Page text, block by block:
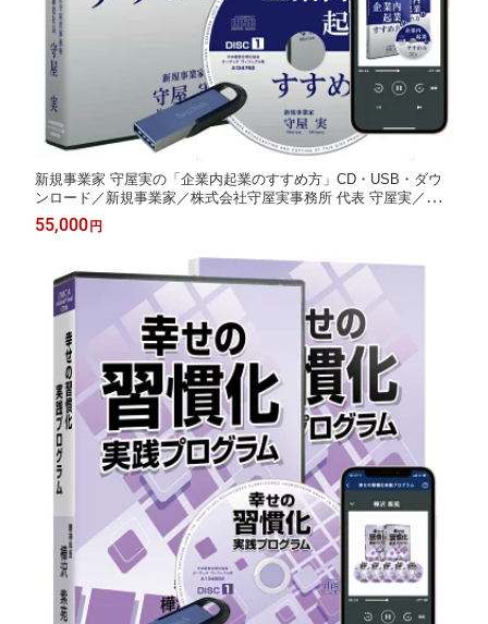
新規事業家 守屋実の「企業内起業のすすめ方」CD・USB・ダウ
ンロード／新規事業家／株式会社守屋実事務所 代表 守屋実／日
本経営合理化協会【講演チャンネル】
55,000円